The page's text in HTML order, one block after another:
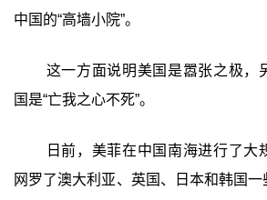
中国的“高墙小院”。
这一方面说明美国是嚣张之极，
国是“亡我之心不死”。
日前，美菲在中国南海进行了大
网罗了澳大利亚、英国、日本和韩国一